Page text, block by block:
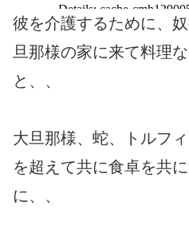
彼を介護するために、
旦那様の家に来て料理
と、、
大旦那様、蛇、トルフ
を超えて共に食卓を共
に、、